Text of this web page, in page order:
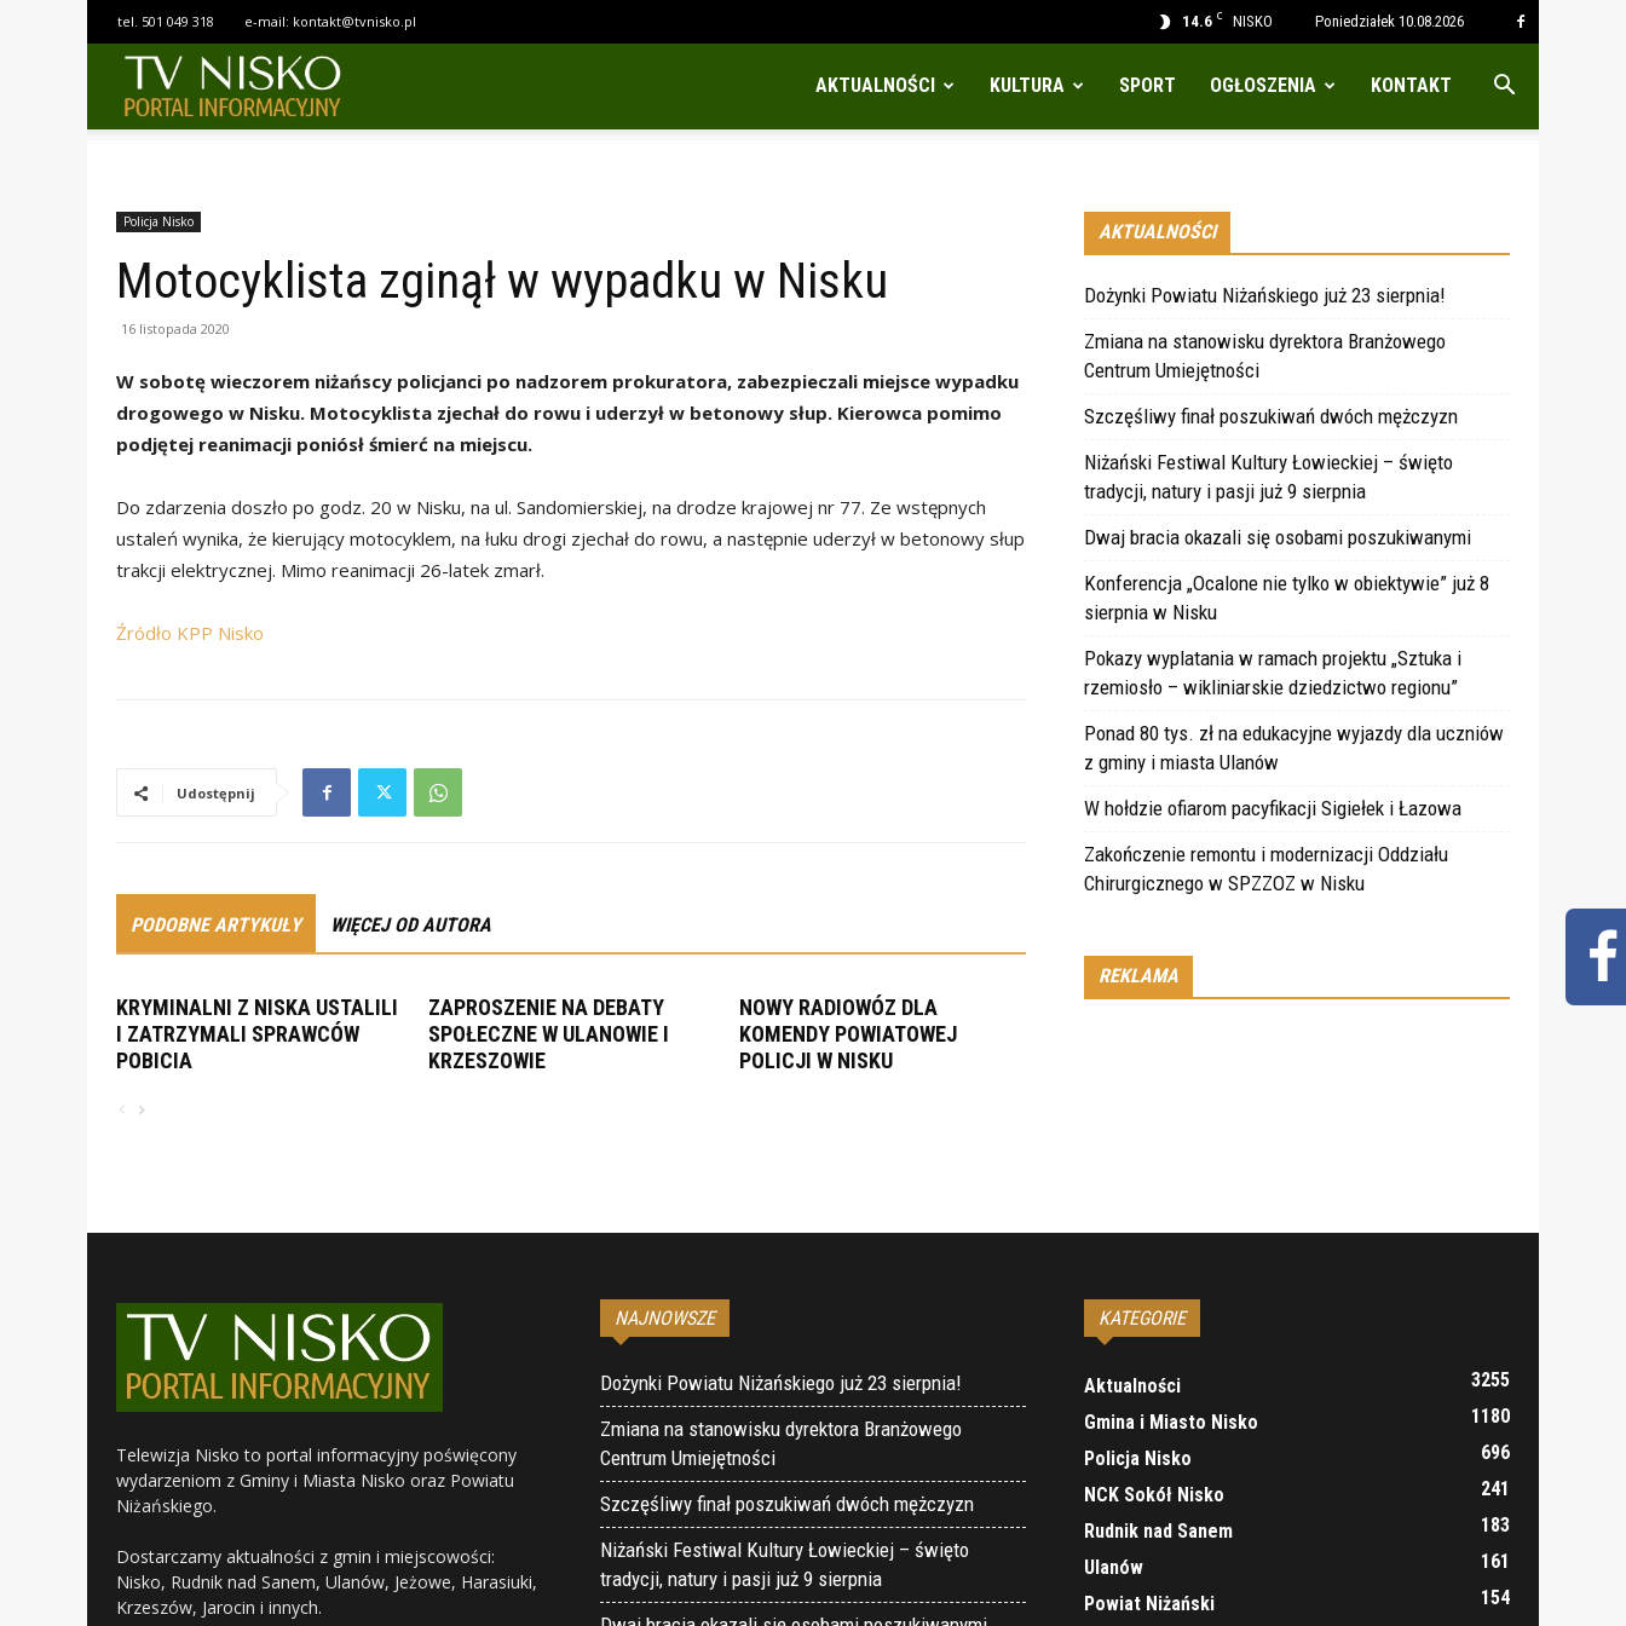
14.6 C NISKO Poniedziałek 10.08.2026
tel. 501 049 318 e-mail: kontakt@tvnisko.pl
AKTUALNOŚCI KULTURA SPORT OGŁOSZENIA KONTAKT
Policja Nisko
Motocyklista zginął w wypadku w Nisku
16 listopada 2020
W sobotę wieczorem niżańscy policjanci po nadzorem prokuratora, zabezpieczali miejsce wypadku
drogowego w Nisku. Motocyklista zjechał do rowu i uderzył w betonowy słup. Kierowca pomimo
podjętej reanimacji poniósł śmierć na miejscu.
Do zdarzenia doszło po godz. 20 w Nisku, na ul. Sandomierskiej, na drodze krajowej nr 77. Ze wstępnych
ustaleń wynika, że kierujący motocyklem, na łuku drogi zjechał do rowu, a następnie uderzył w betonowy słup
trakcji elektrycznej. Mimo reanimacji 26-latek zmarł.
Źródło KPP Nisko
Udostępnij
PODOBNE ARTYKUŁY WIĘCEJ OD AUTORA
KRYMINALNI Z NISKA USTALILI
I ZATRZYMALI SPRAWCÓW
POBICIA
ZAPROSZENIE NA DEBATY
SPOŁECZNE W ULANOWIE I
KRZESZOWIE
NOWY RADIOWÓZ DLA
KOMENDY POWIATOWEJ
POLICJI W NISKU
AKTUALNOŚCI
Dożynki Powiatu Niżańskiego już 23 sierpnia!
Zmiana na stanowisku dyrektora Branżowego
Centrum Umiejętności
Szczęśliwy finał poszukiwań dwóch mężczyzn
Niżański Festiwal Kultury Łowieckiej – święto
tradycji, natury i pasji już 9 sierpnia
Dwaj bracia okazali się osobami poszukiwanymi
Konferencja „Ocalone nie tylko w obiektywie” już 8
sierpnia w Nisku
Pokazy wyplatania w ramach projektu „Sztuka i
rzemiosło – wikliniarskie dziedzictwo regionu”
Ponad 80 tys. zł na edukacyjne wyjazdy dla uczniów
z gminy i miasta Ulanów
W hołdzie ofiarom pacyfikacji Sigiełek i Łazowa
Zakończenie remontu i modernizacji Oddziału
Chirurgicznego w SPZZOZ w Nisku
REKLAMA
Telewizja Nisko to portal informacyjny poświęcony
wydarzeniom z Gminy i Miasta Nisko oraz Powiatu
Niżańskiego.
Dostarczamy aktualności z gmin i miejscowości:
Nisko, Rudnik nad Sanem, Ulanów, Jeżowe, Harasiuki,
Krzeszów, Jarocin i innych.
NAJNOWSZE
Dożynki Powiatu Niżańskiego już 23 sierpnia!
Zmiana na stanowisku dyrektora Branżowego
Centrum Umiejętności
Szczęśliwy finał poszukiwań dwóch mężczyzn
Niżański Festiwal Kultury Łowieckiej – święto
tradycji, natury i pasji już 9 sierpnia
KATEGORIE
Aktualności
3255
Gmina i Miasto Nisko
1180
Policja Nisko
696
NCK Sokół Nisko
241
Rudnik nad Sanem
183
Ulanów
161
Powiat Niżański
154